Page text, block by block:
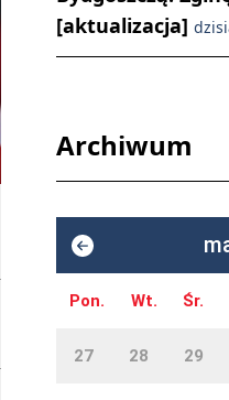
[aktualizacja]
Archiwum
Pon. Wt. Śr.
27 28 29